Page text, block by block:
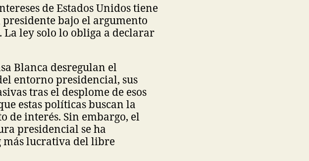
de Estados Unidos tiene
bajo el argumento
ley solo lo obliga a declarar
Blanca desregulan el
entorno presidencial, sus
tras el desplome de esos
estas políticas buscan la
de interés. Sin embargo, el
presidencial se ha
lucrativa del libre